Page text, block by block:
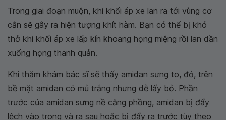
Trong giai đoạn muộn, khi khối áp xe lan ra tới vùng cơ
cắn sẽ gây ra hiện tượng khít hàm. Bạn có thể bị khó
thở khi khối áp xe lấp kín khoang họng miệng rồi lan dần
xuống họng thanh quản.
Khi thăm khám bác sĩ sẽ thấy amidan sưng to, đỏ, trên
bề mặt amidan có mủ trắng nhưng dễ lấy bỏ. Phần
trước của amidan sưng nề căng phồng, amidan bị đẩy
lệch vào trong và ra sau hoặc bị đẩy ra trước tùy theo